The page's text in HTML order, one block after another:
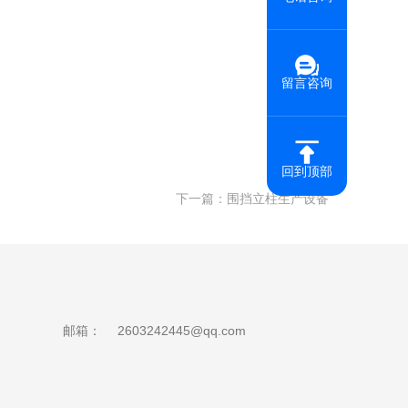
下一篇： 围挡立柱生产设备
邮箱： 2603242445@qq.com
留言咨询
回到顶部